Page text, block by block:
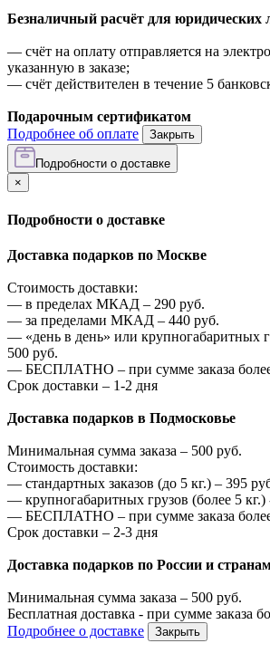
Безналичный расчёт для юридических
— счёт на оплату отправляется на
указанную в заказе;
— счёт действителен в течение 5
Подарочным сертификатом
Подробнее об оплате
Закрыть
Подробности о доставке
×
Подробности о доставке
Доставка подарков по Москве
Стоимость доставки:
— в пределах МКАД – 290 руб.
— за пределами МКАД – 440 руб.
— «день в день» или крупногабаритных
500 руб.
— БЕСПЛАТНО – при сумме заказа
Срок доставки – 1-2 дня
Доставка подарков в Подмосковье
Минимальная сумма заказа – 500 руб.
Стоимость доставки:
— стандартных заказов (до 5 кг.) – 395
— крупногабаритных грузов (более 5 кг.)
— БЕСПЛАТНО – при сумме заказа
Срок доставки – 2-3 дня
Доставка подарков по России и
Минимальная сумма заказа – 500 руб.
Бесплатная доставка - при сумме заказа
Подробнее о доставке
Закрыть